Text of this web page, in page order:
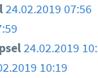
24.02.2019 07:56
24.02.2019
10:19